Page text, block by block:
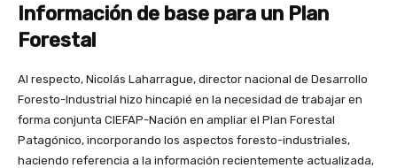
Información de base para un Plan
Forestal
Al respecto, Nicolás Laharrague, director nacional de Desarrollo
Foresto-Industrial hizo hincapié en la necesidad de trabajar en
forma conjunta CIEFAP-Nación en ampliar el Plan Forestal
Patagónico, incorporando los aspectos foresto-industriales,
haciendo referencia a la información recientemente actualizada,